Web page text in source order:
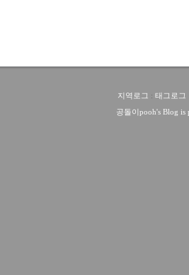
지역로그 : 태그로그
공돌이pooh's Blog is